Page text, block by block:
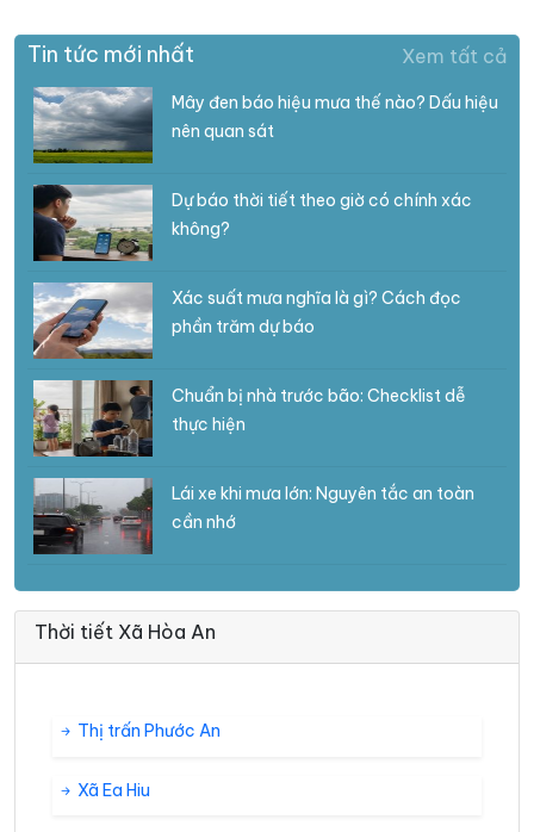
Tin tức mới nhất Xem tất cả
Mây đen báo hiệu mưa thế nào? Dấu hiệu
nên quan sát
Dự báo thời tiết theo giờ có chính xác
không?
Xác suất mưa nghĩa là gì? Cách đọc
phần trăm dự báo
Chuẩn bị nhà trước bão: Checklist dễ
thực hiện
Lái xe khi mưa lớn: Nguyên tắc an toàn
cần nhớ
Thời tiết Xã Hòa An
Thị trấn Phước An
Xã Ea Hiu